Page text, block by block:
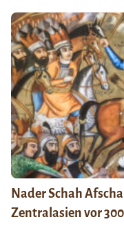
Nader Schah
Zentralasien vor